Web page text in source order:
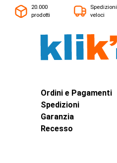
20.000
prodotti
Spedizioni
veloci
Ordini e Pagamenti
Spedizioni
Garanzia
Recesso